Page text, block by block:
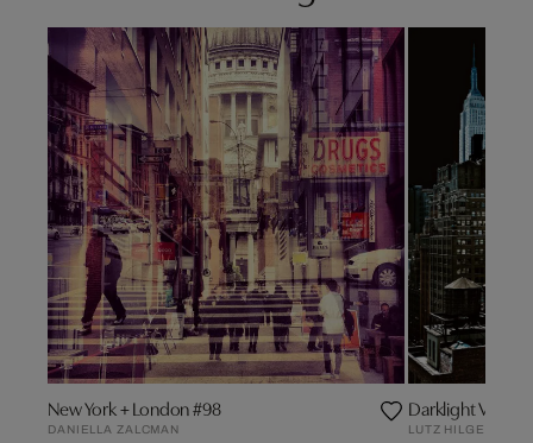
New York + London #98
DANIELLA ZALCMAN
Darklight V
LUTZ HILGERS